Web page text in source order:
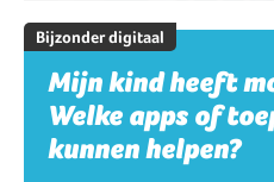
Bijzonder digitaal
Mijn kind heeft
Welke apps of
kunnen helpen?